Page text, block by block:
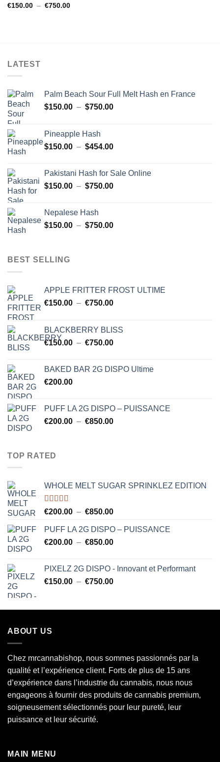
€150.00 – €750.00Plage
LATEST
Palm Beach Sour Full Melt Hash en France
$150.00 – $750.00Plage
à
Pineapple Hash
$150.00 – $454.00Plage
$150.00
à
Pakistani Hash for Sale Online
$150.00 – $750.00Plage
à
Nepalese Hash
$150.00 – $750.00Plage
BEST SELLING
APPLE FRITTER FROST ULTIME
€150.00 – €750.00Plage
€150.00
à
BLACKBERRY BLISS
€150.00 – €750.00Plage
€150.00
BAKED BAR 2G DISPO Ultime
€200.00
PUFF LA 2G DISPO – PUISSANCE
€200.00 – €850.00Plage
TOP RATED
WHOLE MELT SUGAR SPRINKLEZ EDITION
Note5.00
€200.00 – €850.00Plage
prix :
€200.00
PUFF LA 2G DISPO – PUISSANCE
€200.00 – €850.00Plage
€200.00
à
PIXELZ 2G DISPO - Innovant et Performant
€150.00 – €750.00Plage
€150.00
ABOUT US
Chez mrcannabishop, nous sommes passionnés par la
qualité et l’expérience client. Forts de plus de 15 ans
d’expérience dans l’industrie du cannabis, nous nous
engageons à fournir des produits de cannabis premium,
soigneusement sélectionnés pour leur pureté, leur
puissance et leur sécurité.
MAIN MENU